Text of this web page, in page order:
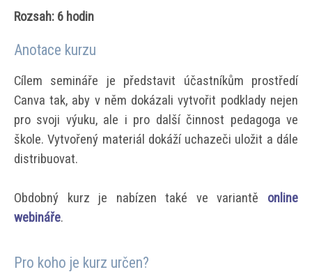
Rozsah: 6 hodin
Anotace kurzu
Cílem semináře je představit účastníkům prostředí
Canva tak, aby v něm dokázali vytvořit podklady nejen
pro svoji výuku, ale i pro další činnost pedagoga ve
škole. Vytvořený materiál dokáží uchazeči uložit a dále
distribuovat.
Obdobný kurz je nabízen také ve variantě online
webináře.
Pro koho je kurz určen?